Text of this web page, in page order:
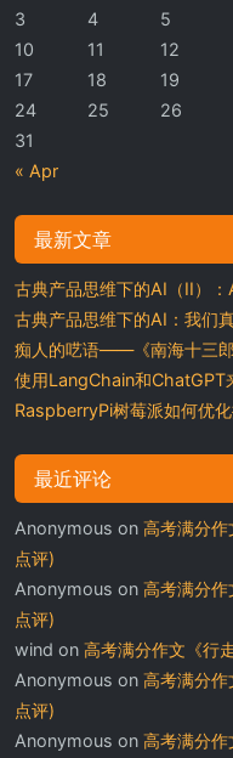
« Apr
3
4 5
10
11 12
17
18 19
24
25 26
31
最新文章
古典产品思维下的AI（II）：
古典产品思维下的AI：我们
痴人的呓语——《南海十三
使用LangChain和ChatGPT
RaspberryPi树莓派如何优
最近评论
Anonymous on 高考满分作
点评)
Anonymous on 高考满分作
点评)
wind on 高考满分作文《行
Anonymous on 高考满分作
点评)
Anonymous on 高考满分作